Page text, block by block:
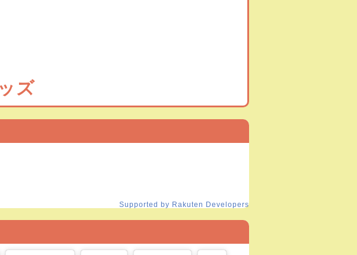
ズ
Supported by Rakuten Developers